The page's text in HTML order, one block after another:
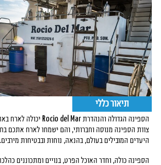
תיאור כללי
הספינה הגדולה והנהדרת Rocio del Mar יכולה לארח באהבה 20 צוללים.
צוות הספינה מנוסה וחברותי, והם ישמחו לארח אתכם
היעדים המובילים בעולם, בהנאה, נוחות ובבטיחות מירבים.
הספינה כולה, וחדר האוכל הפרט, בנויים ומתכוננים